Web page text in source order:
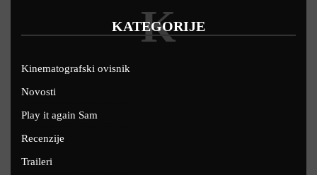
KATEGORIJE
K
Kinematografski ovisnik
Novosti
Play it again Sam
Recenzije
Traileri